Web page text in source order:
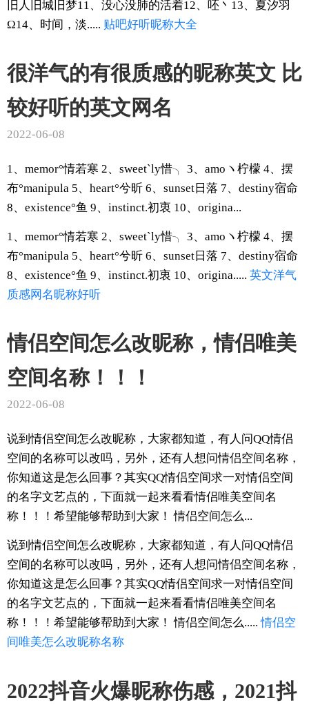
旧人旧城旧梦11、没心没肺的活着12、呸丶13、夏汐羽
Ω14、时间，淡..... 贴吧好听昵称大全
很洋气的有很质感的昵称英文 比
较好听的英文网名
2022-06-08
1、memor°情若寒 2、sweet`ly惜╮ 3、amoヽ柠檬 4、摆
布°manipula 5、heart°兮昕 6、sunset日落 7、destiny宿命
8、existence°鱼 9、instinct.初衷 10、origina...
1、memor°情若寒 2、sweet`ly惜╮ 3、amoヽ柠檬 4、摆
布°manipula 5、heart°兮昕 6、sunset日落 7、destiny宿命
8、existence°鱼 9、instinct.初衷 10、origina..... 英文洋气
质感网名昵称好听
情侣空间怎么改昵称，情侣唯美
空间名称！！！
2022-06-08
说到情侣空间怎么改昵称，大家都知道，有人问QQ情侣
空间的名称可以改吗，另外，还有人想问情侣空间名称，
你知道这是怎么回事？其实QQ情侣空间求一对情侣空间
的名字文艺点的，下面就一起来看看情侣唯美空间名
称！！！希望能够帮助到大家！ 情侣空间怎么...
说到情侣空间怎么改昵称，大家都知道，有人问QQ情侣
空间的名称可以改吗，另外，还有人想问情侣空间名称，
你知道这是怎么回事？其实QQ情侣空间求一对情侣空间
的名字文艺点的，下面就一起来看看情侣唯美空间名
称！！！希望能够帮助到大家！ 情侣空间怎么..... 情侣空
间唯美怎么改昵称名称
2022抖音火爆昵称伤感，2021抖